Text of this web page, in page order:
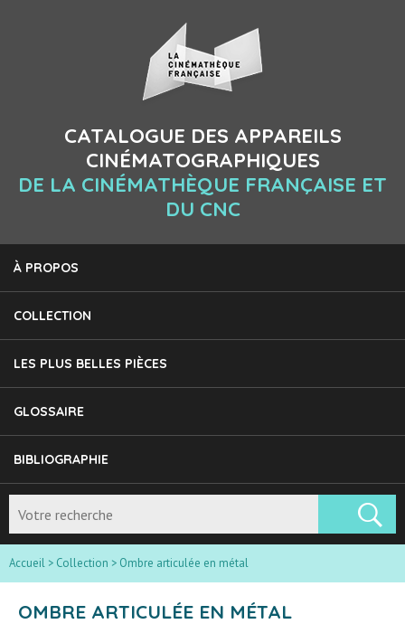
CATALOGUE DES APPAREILS
CINÉMATOGRAPHIQUES
DE LA CINÉMATHÈQUE FRANÇAISE ET
DU CNC
À PROPOS
COLLECTION
LES PLUS BELLES PIÈCES
GLOSSAIRE
BIBLIOGRAPHIE
Accueil > Collection > Ombre articulée en métal
OMBRE ARTICULÉE EN MÉTAL